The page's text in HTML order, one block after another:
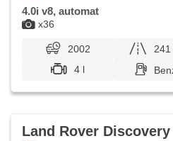
x36
4.0i v8, automat
2002 241
4 l
Land Rover Discovery